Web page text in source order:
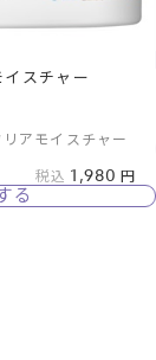
スチャー
アモイスチャー
税込 1,980
る